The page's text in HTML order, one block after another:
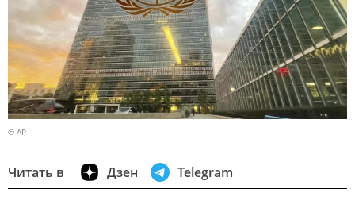
© AP
Читать в Дзен Telegram